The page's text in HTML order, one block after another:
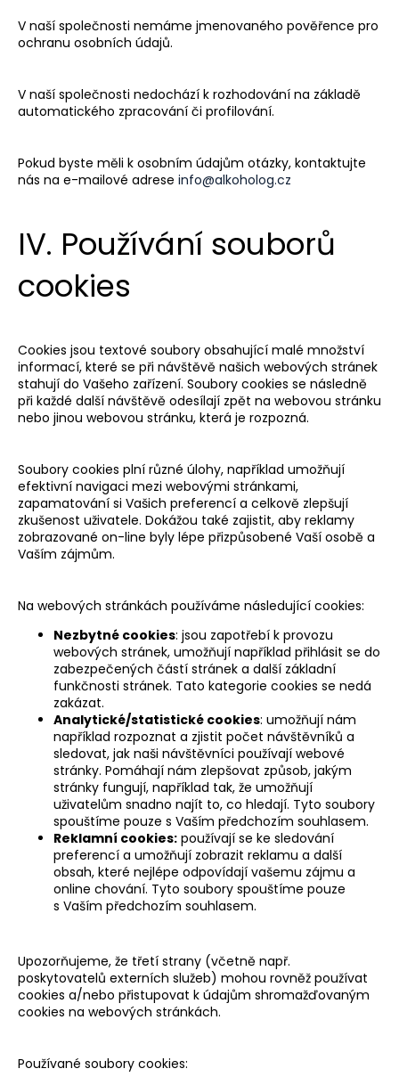
V naší společnosti nemáme jmenovaného pověřence pro
ochranu osobních údajů.
V naší společnosti nedochází k rozhodování na základě
automatického zpracování či profilování.
Pokud byste měli k osobním údajům otázky, kontaktujte
nás na e-mailové adrese info@alkoholog.cz
IV. Používání souborů
cookies
Cookies jsou textové soubory obsahující malé množství
informací, které se při návštěvě našich webových stránek
stahují do Vašeho zařízení. Soubory cookies se následně
při každé další návštěvě odesílají zpět na webovou stránku
nebo jinou webovou stránku, která je rozpozná.
Soubory cookies plní různé úlohy, například umožňují
efektivní navigaci mezi webovými stránkami,
zapamatování si Vašich preferencí a celkově zlepšují
zkušenost uživatele. Dokážou také zajistit, aby reklamy
zobrazované on-line byly lépe přizpůsobené Vaší osobě a
Vaším zájmům.
Na webových stránkách používáme následující cookies:
Nezbytné cookies: jsou zapotřebí k provozu
webových stránek, umožňují například přihlásit se do
zabezpečených částí stránek a další základní
funkčnosti stránek. Tato kategorie cookies se nedá
zakázat.
Analytické/statistické cookies: umožňují nám
například rozpoznat a zjistit počet návštěvníků a
sledovat, jak naši návštěvníci používají webové
stránky. Pomáhají nám zlepšovat způsob, jakým
stránky fungují, například tak, že umožňují
uživatelům snadno najít to, co hledají. Tyto soubory
spouštíme pouze s Vaším předchozím souhlasem.
Reklamní cookies: používají se ke sledování
preferencí a umožňují zobrazit reklamu a další
obsah, které nejlépe odpovídají vašemu zájmu a
online chování. Tyto soubory spouštíme pouze
s Vaším předchozím souhlasem.
Upozorňujeme, že třetí strany (včetně např.
poskytovatelů externích služeb) mohou rovněž používat
cookies a/nebo přistupovat k údajům shromažďovaným
cookies na webových stránkách.
Používané soubory cookies: